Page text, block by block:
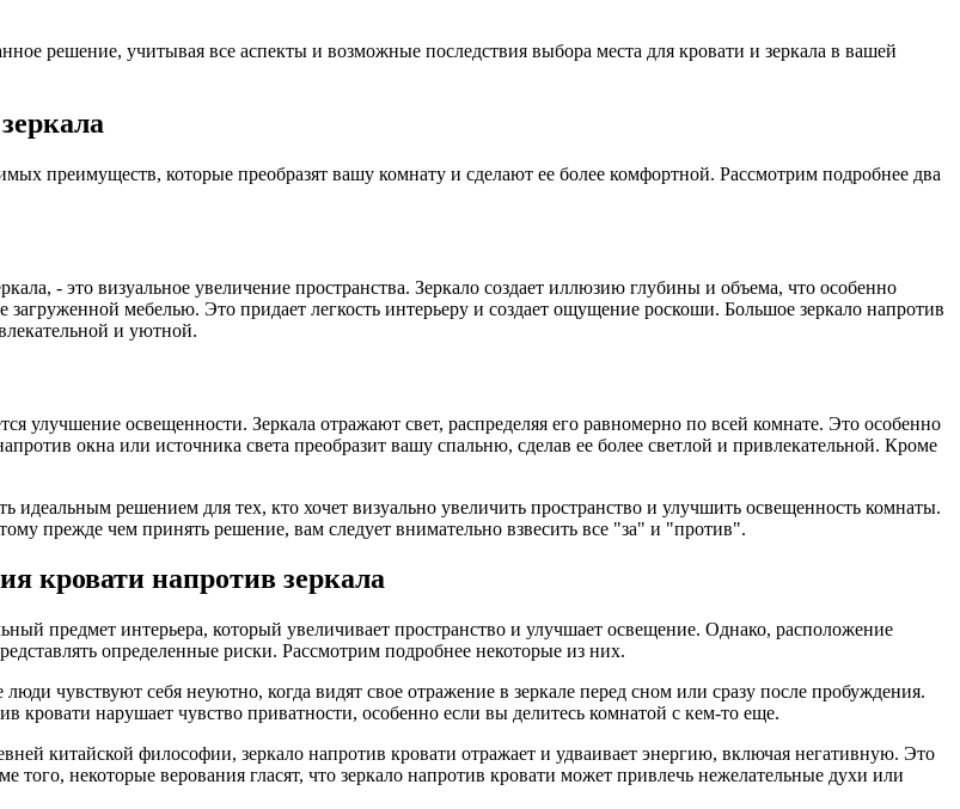
решение, учитывая все аспекты и возможные последствия выбора места для кровати и зеркала в вашей
преимуществ, которые преобразят вашу комнату и сделают ее более комфортной. Рассмотрим подробнее два
- это визуальное увеличение пространства. Зеркало создает иллюзию глубины и объема, что особенно
мебелью. Это придает легкость интерьеру и создает ощущение роскоши. Большое зеркало напротив
и уютной.
улучшение освещенности. Зеркала отражают свет, распределяя его равномерно по всей комнате. Это особенно
окна или источника света преобразит вашу спальню, сделав ее более светлой и привлекательной. Кроме
идеальным решением для тех, кто хочет визуально увеличить пространство и улучшить освещенность комнаты.
прежде чем принять решение, вам следует внимательно взвесить все "за" и "против".
кровати напротив зеркала
предмет интерьера, который увеличивает пространство и улучшает освещение. Однако, расположение
определенные риски. Рассмотрим подробнее некоторые из них.
чувствуют себя неуютно, когда видят свое отражение в зеркале перед сном или сразу после пробуждения.
кровати нарушает чувство приватности, особенно если вы делитесь комнатой с кем-то еще.
китайской философии, зеркало напротив кровати отражает и удваивает энергию, включая негативную. Это
некоторые верования гласят, что зеркало напротив кровати может привлечь нежелательные духи или